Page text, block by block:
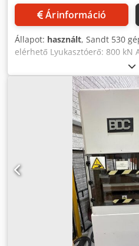
Árinformáció
Állapot: használt, Sandt 530
elérhető Lyukasztóerő: 800 kN
Lyukasztólöket: 20 – 165 mm,
Munkamagasság:
felújított vagy Lyukasztóerő:
Albsk Asztalfelület: 1700 x
165 mm, fokozatmentesen
lyukasztóalátét nélkül kb.